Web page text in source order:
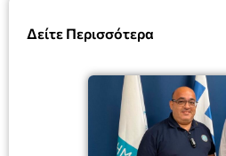
Δείτε Περισσότερα